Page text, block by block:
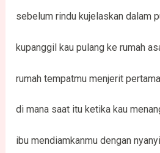
sebelum rindu kujelaskan dalam
kupanggil kau pulang ke rumah
rumah tempatmu menjerit
di mana saat itu ketika kau
ibu mendiamkanmu dengan